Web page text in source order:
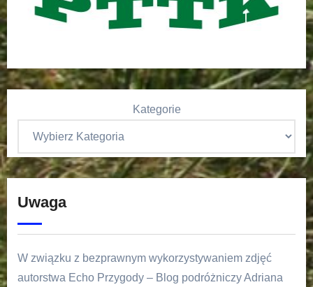
Kategorie
Uwaga
W związku z bezprawnym wykorzystywaniem zdjęć
autorstwa Echo Przygody – Blog podróżniczy Adriana